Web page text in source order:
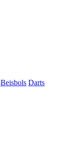
Beisbols Darts